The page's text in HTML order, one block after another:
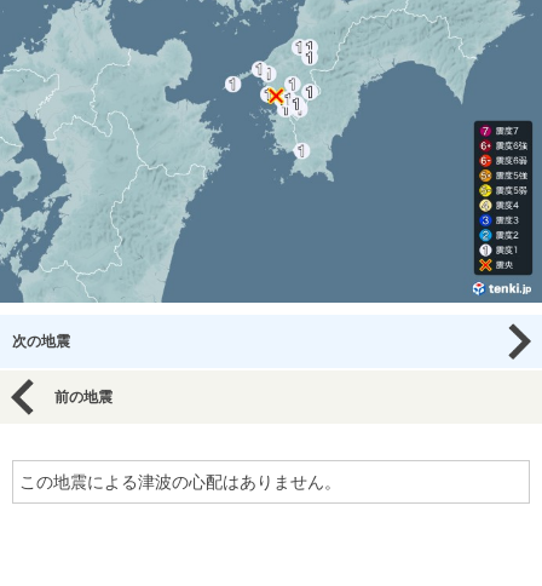
次の地震
前の地震
この地震による津波の心配はありません。